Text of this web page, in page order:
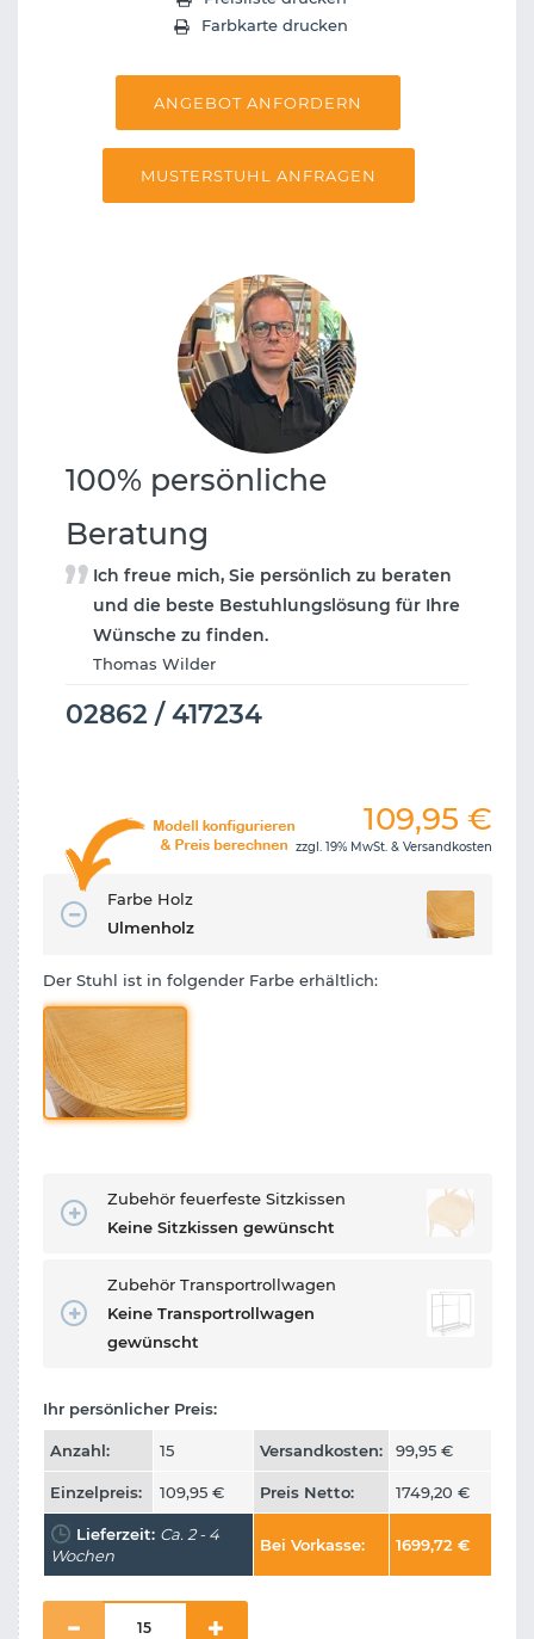
Farbkarte drucken
ANGEBOT ANFORDERN
MUSTERSTUHL ANFRAGEN
100% persönliche
Beratung
Ich freue mich, Sie persönlich zu beraten
und die beste Bestuhlungslösung für Ihre
Wünsche zu finden.
Thomas Wilder
02862 / 417234
109,95 €
zzgl. 19% MwSt. & Versandkosten
Farbe Holz
Ulmenholz
Der Stuhl ist in folgender Farbe erhältlich:
Zubehör feuerfeste Sitzkissen
Keine Sitzkissen gewünscht
Zubehör Transportrollwagen
Keine Transportrollwagen
gewünscht
Ihr persönlicher Preis:
Anzahl: 15 Versandkosten: 99,95 €
Einzelpreis: 109,95 € Preis Netto: 1749,20 €
Lieferzeit: Ca. 2 - 4
Wochen
Bei Vorkasse: 1699,72 €